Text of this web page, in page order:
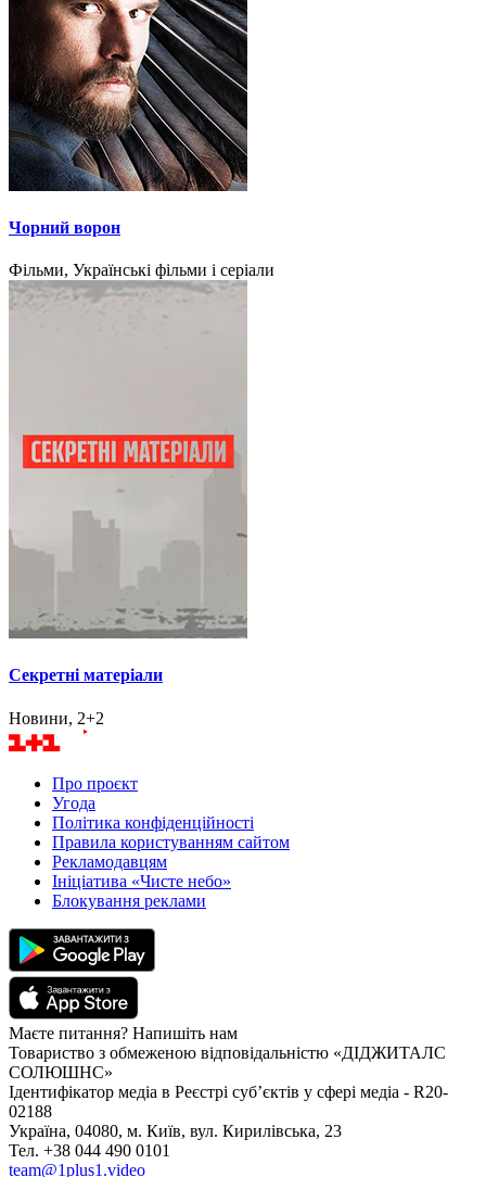
Чорний ворон
Фільми, Українські фільми і серіали
Секретні матеріали
Новини, 2+2
Про проєкт
Угода
Політика конфіденційності
Правила користуванням сайтом
Рекламодавцям
Ініціатива «Чисте небо»
Блокування реклами
Маєте питання? Напишіть нам
Товариство з обмеженою відповідальністю «ДІДЖИТАЛС
СОЛЮШНС»
Ідентифікатор медіа в Реєстрі суб’єктів у сфері медіа - R20-
02188
Україна, 04080, м. Київ, вул. Кирилівська, 23
Тел. +38 044 490 0101
team@1plus1.video